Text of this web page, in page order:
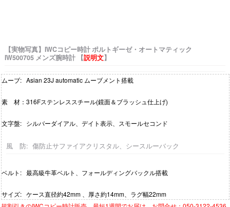
【実物写真】IWCコピー時計 ポルトギーゼ・オートマティック
IW500705 メンズ腕時計 【説明文】
ムーブ: Asian 23J automatic ムーブメント搭載
素 材：316Fステンレススチール(鏡面＆ブラッシュ仕上げ)
文字盤: シルバーダイアル、デイト表示、スモールセコンド
風 防: 傷防止サファイアクリスタル、シースルーバック
ベルト: 最高級牛革ベルト、フォールディングバックル搭載
サイズ: ケース直径約42mm 、厚さ約14mm、ラグ幅22mm